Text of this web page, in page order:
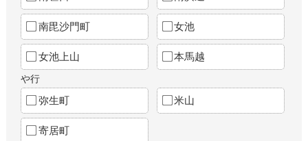
南毘沙門町 女池
女池上山 本馬越
や行
弥生町 米山
寄居町